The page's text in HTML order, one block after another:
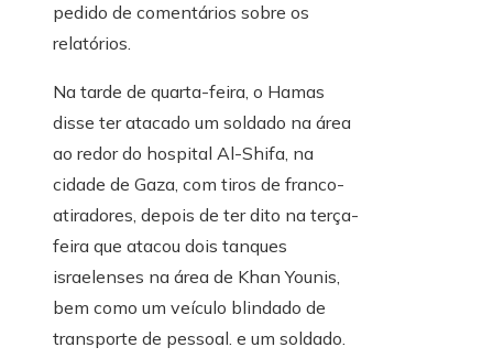
pedido de comentários sobre os
relatórios.
Na tarde de quarta-feira, o Hamas
disse ter atacado um soldado na área
ao redor do hospital Al-Shifa, na
cidade de Gaza, com tiros de franco-
atiradores, depois de ter dito na terça-
feira que atacou dois tanques
israelenses na área de Khan Younis,
bem como um veículo blindado de
transporte de pessoal. e um soldado.